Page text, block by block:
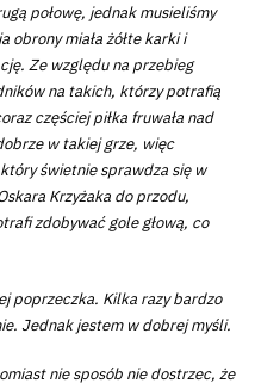
połowę, jednak musieliśmy
obrony miała żółte karki i
Ze względu na przebieg
na takich, którzy potrafią
częściej piłka fruwała nad
w takiej grze, więc
świetnie sprawdza się w
Krzyżaka do przodu,
zdobywać gole głową, co
poprzeczka. Kilka razy bardzo
Jednak jestem w dobrej myśli.
nie sposób nie dostrzec, że